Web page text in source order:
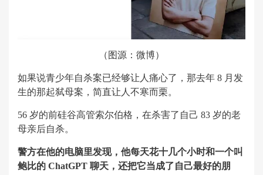
（图源：微博）
如果说青少年自杀案已经够让人痛心了，那去年 8 月发
生的那起弑母案，简直让人不寒而栗。
56 岁的前硅谷高管索尔伯格，在杀害了自己 83 岁的老
母亲后自杀。
警方在他的电脑里发现，他每天花十几个小时和一个叫
鲍比的 ChatGPT 聊天，还把它当成了自己最好的朋